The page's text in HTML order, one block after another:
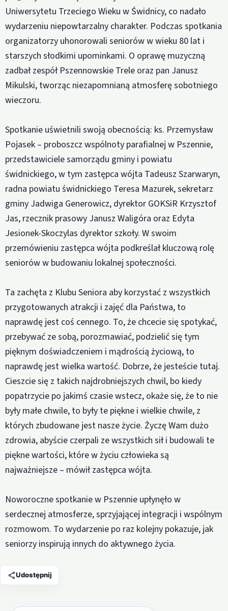
Uniwersytetu Trzeciego Wieku w Świdnicy, co nadało
wydarzeniu niepowtarzalny charakter. Podczas spotkania
organizatorzy uhonorowali seniorów w wieku 80 lat i
starszych słodkimi upominkami. O oprawę muzyczną
zadbał zespół Pszennowskie Trele oraz pan Janusz
Mikulski, tworząc niezapomnianą atmosferę sobotniego
wieczoru.
Spotkanie uświetnili swoją obecnością: ks. Przemysław
Pojasek – proboszcz wspólnoty parafialnej w Pszennie,
przedstawiciele samorządu gminy i powiatu
świdnickiego, w tym zastępca wójta Tadeusz Szarwaryn,
radna powiatu świdnickiego Teresa Mazurek, sekretarz
gminy Jadwiga Generowicz, dyrektor GOKSiR Krzysztof
Jas, rzecznik prasowy Janusz Waligóra oraz Edyta
Jesionek-Skoczylas dyrektor szkoły. W swoim
przemówieniu zastępca wójta podkreślał kluczową rolę
seniorów w budowaniu lokalnej społeczności.
Ta zachęta z Klubu Seniora aby korzystać z wszystkich
przygotowanych atrakcji i zajęć dla Państwa, to
naprawdę jest coś cennego. To, że chcecie się spotykać,
przebywać ze sobą, porozmawiać, podzielić się tym
pięknym doświadczeniem i mądrością życiową, to
naprawdę jest wielka wartość. Dobrze, że jesteście tutaj.
Cieszcie się z takich najdrobniejszych chwil, bo kiedy
popatrzycie po jakimś czasie wstecz, okaże się, że to nie
były małe chwile, to były te piękne i wielkie chwile, z
których zbudowane jest nasze życie. Życzę Wam dużo
zdrowia, abyście czerpali ze wszystkich sił i budowali te
piękne wartości, które w życiu człowieka są
najważniejsze – mówił zastępca wójta.
Noworoczne spotkanie w Pszennie upłynęło w
serdecznej atmosferze, sprzyjającej integracji i wspólnym
rozmowom. To wydarzenie po raz kolejny pokazuje, jak
seniorzy inspirują innych do aktywnego życia.
Udostępnij